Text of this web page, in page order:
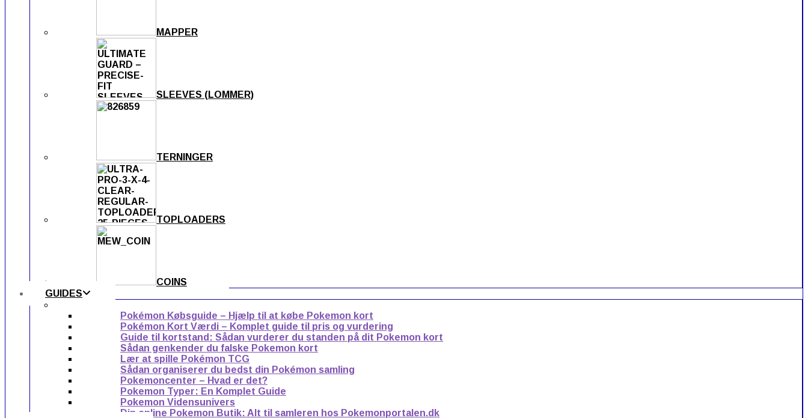
MAPPER
SLEEVES (LOMMER)
TERNINGER
TOPLOADERS
COINS
GUIDES
Pokémon Købsguide – Hjælp til at købe Pokemon kort
Pokémon Kort Værdi – Komplet guide til pris og vurdering
Guide til kortstand: Sådan vurderer du standen på dit Pokemon kort
Sådan genkender du falske Pokemon kort
Lær at spille Pokémon TCG
Sådan organiserer du bedst din Pokémon samling
Pokemoncenter – Hvad er det?
Pokemon Typer: En Komplet Guide
Pokemon Vidensunivers
Din online Pokemon Butik: Alt til samleren hos Pokemonportalen.dk